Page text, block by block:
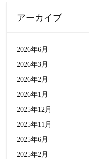
アーカイブ
2026年6月
2026年3月
2026年2月
2026年1月
2025年12月
2025年11月
2025年6月
2025年2月